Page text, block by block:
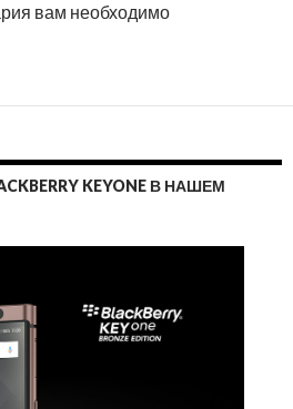
вам необходимо
KEYONE В НАШЕМ